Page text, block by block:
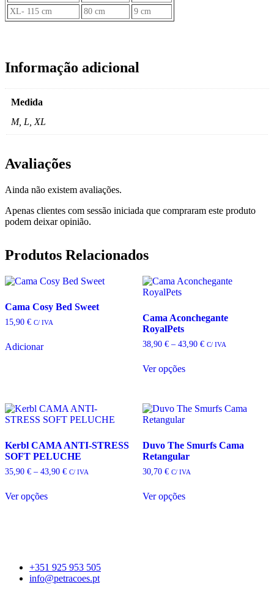
XL- 115 cm
80 cm 9 cm
Informação adicional
Medida
M, L, XL
Avaliações
Ainda não existem avaliações.
Apenas clientes com sessão iniciada que compraram este produto
podem deixar opinião.
Produtos Relacionados
Cama Cosy Bed Sweet
15,90 € C/ IVA
Adicionar
Cama Aconchegante
RoyalPets
38,90 € – 43,90 €Price
C/ IVA
Ver opções
has
multiple
variants.
options
may
be
chosen
the
Kerbl CAMA ANTI-STRESS
SOFT PELUCHE
35,90 € – 43,90 €Price
C/ IVA
Ver opções
options
may
Duvo The Smurfs Cama
Retangular
30,70 € C/ IVA
Ver opções
+351 925 953 505
info@petracoes.pt